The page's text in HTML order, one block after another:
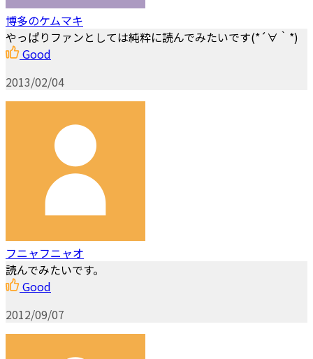
博多のケムマキ
やっぱりファンとしては純粋に読んでみたいです(*´∀｀*)
Good
2013/02/04
フニャフニャオ
読んでみたいです。
Good
2012/09/07